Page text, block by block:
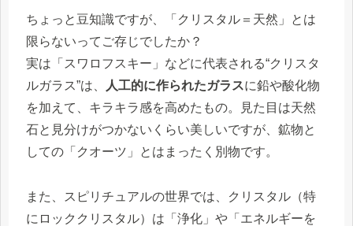
ちょっと豆知識ですが、「クリスタル＝天然」とは
限らないってご存じでしたか？
実は「スワロフスキー」などに代表される“クリスタ
ルガラス”は、
人工的に作られたガラスに鉛や酸化物
を加えて、キラキラ感を高めたもの。見た目は天然
石と見分けがつかないくらい美しいですが、鉱物と
しての「クオーツ」とはまったく別物です。
また、スピリチュアルの世界では、クリスタル（特
にロッククリスタル）は「浄化」や「エネルギーを